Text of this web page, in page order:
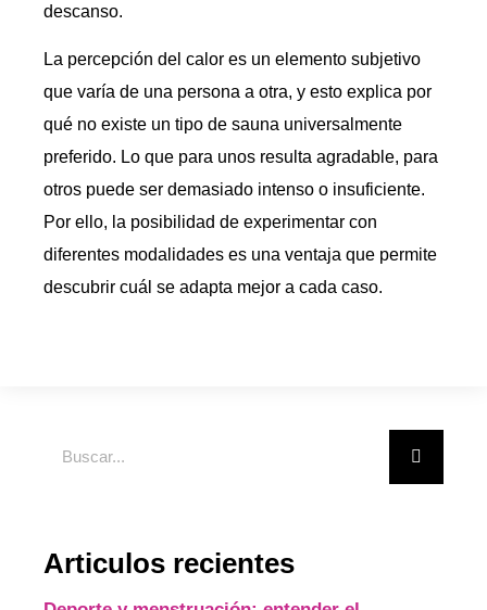
descanso.
La percepción del calor es un elemento subjetivo
que varía de una persona a otra, y esto explica por
qué no existe un tipo de sauna universalmente
preferido. Lo que para unos resulta agradable, para
otros puede ser demasiado intenso o insuficiente.
Por ello, la posibilidad de experimentar con
diferentes modalidades es una ventaja que permite
descubrir cuál se adapta mejor a cada caso.
Articulos recientes